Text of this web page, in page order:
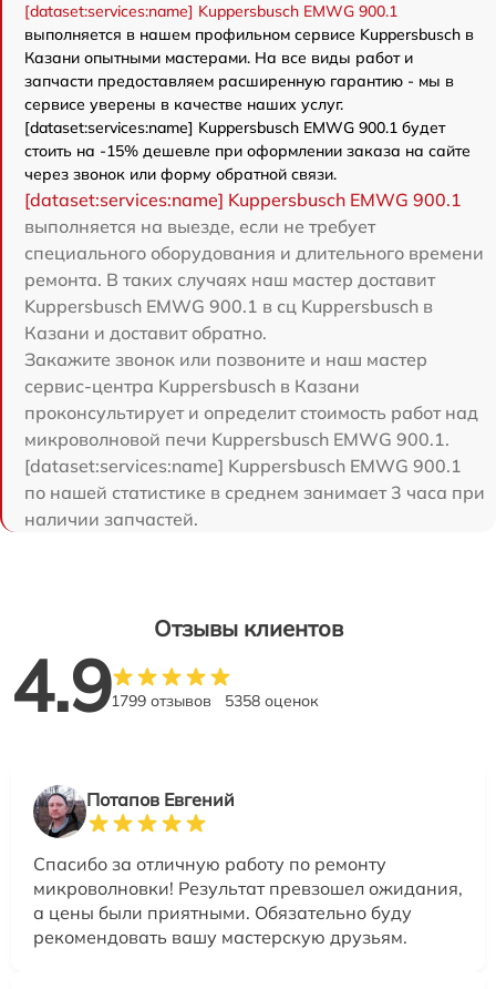
[dataset:services:name] Kuppersbusch EMWG 900.1
выполняется в нашем профильном сервисе Kuppersbusch в
Казани опытными мастерами. На все виды работ и
запчасти предоставляем расширенную гарантию - мы в
сервисе уверены в качестве наших услуг.
[dataset:services:name] Kuppersbusch EMWG 900.1 будет
стоить на -15% дешевле при оформлении заказа на сайте
через звонок или форму обратной связи.
[dataset:services:name] Kuppersbusch EMWG 900.1
выполняется на выезде, если не требует
специального оборудования и длительного времени
ремонта. В таких случаях наш мастер доставит
Kuppersbusch EMWG 900.1 в сц Kuppersbusch в
Казани и доставит обратно.
Закажите звонок или позвоните и наш мастер
сервис-центра Kuppersbusch в Казани
проконсультирует и определит стоимость работ над
микроволновой печи Kuppersbusch EMWG 900.1.
[dataset:services:name] Kuppersbusch EMWG 900.1
по нашей статистике в среднем занимает 3 часа при
наличии запчастей.
Отзывы клиентов
4.91799 отзывов 5358 оценок
Потапов Евгений
Спасибо за отличную работу по ремонту
микроволновки! Результат превзошел ожидания,
а цены были приятными. Обязательно буду
рекомендовать вашу мастерскую друзьям.